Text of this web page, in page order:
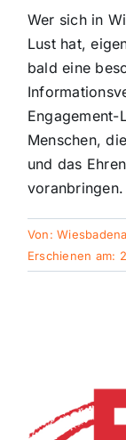
Kultur
Panorama
Mein Stadtteil
Galerie
Themen und
Wer sich in
Lust hat,
bald eine
Engagement-
Menschen,
und das
voranbringen.
Von:
Erschienen am: